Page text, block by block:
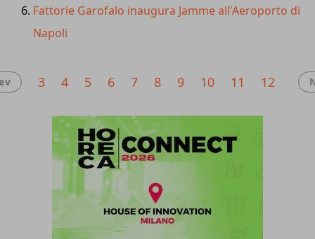
Fattorie Garofalo inaugura Jamme all'Aeroporto di
Napoli
3 4 5 6 7 8 9 10 11 12